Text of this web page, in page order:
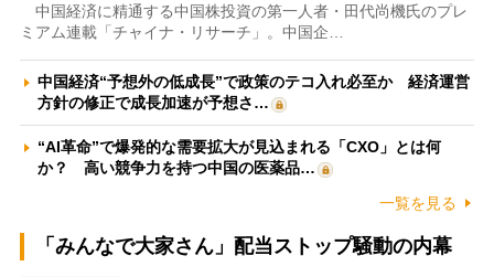
中国経済に精通する中国株投資の第一人者・田代尚機氏のプレ
ミアム連載「チャイナ・リサーチ」。中国企…
中国経済“予想外の低成長”で政策のテコ入れ必至か 経済運営
方針の修正で成長加速が予想さ…
“AI革命”で爆発的な需要拡大が見込まれる「CXO」とは何
か？ 高い競争力を持つ中国の医薬品…
一覧を見る
「みんなで大家さん」配当ストップ騒動の内幕